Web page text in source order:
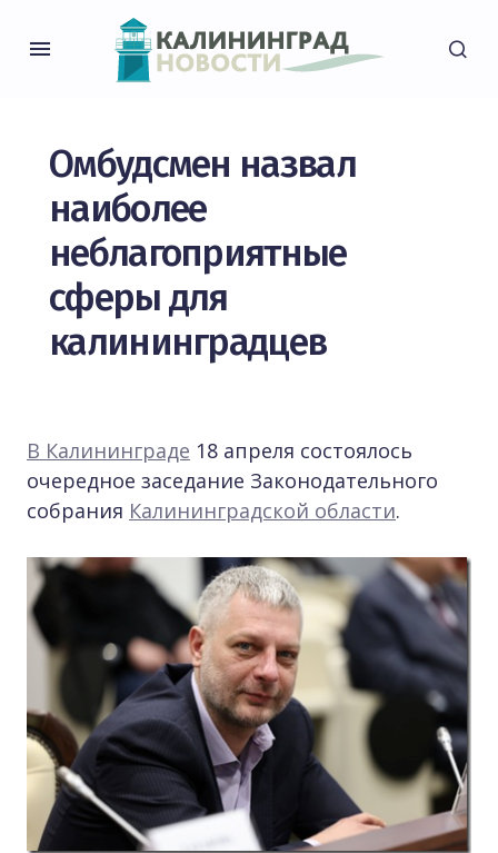
Омбудсмен назвал
наиболее
неблагоприятные
сферы для
калининградцев
В Калининграде 18 апреля состоялось
очередное заседание Законодательного
собрания Калининградской области.